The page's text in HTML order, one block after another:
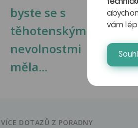
byste se s
těhotenskými
nevolnostmi
měla...
VÍCE DOTAZŮ Z PORADNY
vám